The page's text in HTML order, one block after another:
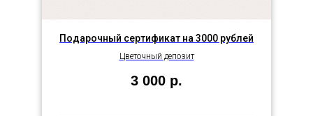
Подарочный сертификат на 3000 рублей
Цветочный депозит
3 000 р.